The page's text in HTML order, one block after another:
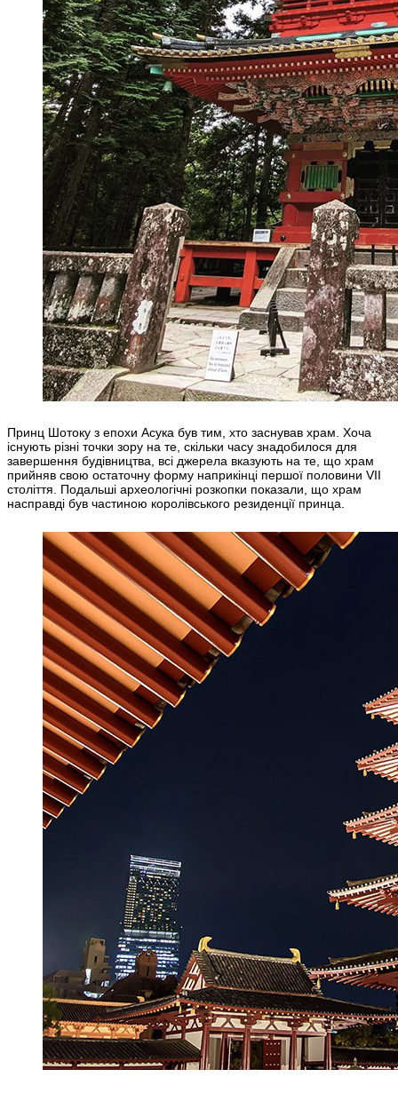
Принц Шотоку з епохи Асука був тим, хто заснував храм. Хоча
існують різні точки зору на те, скільки часу знадобилося для
завершення будівництва, всі джерела вказують на те, що храм
прийняв свою остаточну форму наприкінці першої половини VII
століття. Подальші археологічні розкопки показали, що храм
насправді був частиною королівського резиденції принца.